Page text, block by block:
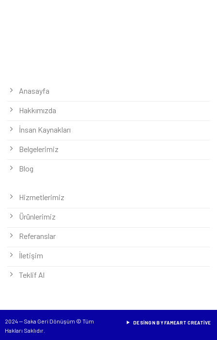
Anasayfa
Hakkımızda
İnsan Kaynakları
Belgelerimiz
Blog
Hizmetlerimiz
Ürünlerimiz
Referanslar
İletişim
Teklif Al
2024 — Saka Geri Dönüşüm © Tüm
Hakları Saklıdır.
DESINGN BY FAMEART CREATIVE